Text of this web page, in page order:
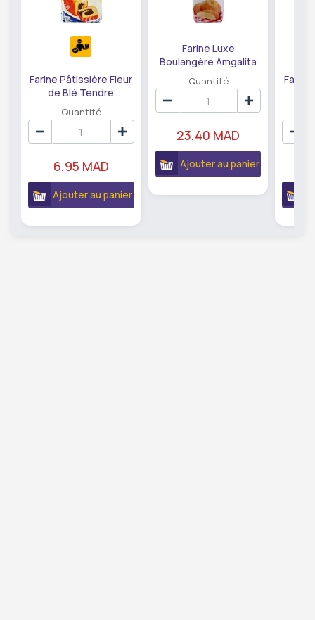
Farine Pâtissière Fleur
de Blé Tendre
Amgalita 1kg.
Quantité
6,95 MAD
Ajouter au panier
Farine Luxe
Boulangère Amgalita
5kg.
Quantité
23,40 MAD
Ajouter au panier